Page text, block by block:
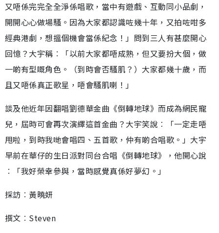
又唔係完完全全淨係唱歌，當中有遊戲、互動同小品劇，
開開心心做場騷。因為大家都認識咗幾十年，又拍咗咁多
經典港劇，想搵個機會當係紀念！」問到三人有甚麼開心
回憶？大宇稱︰「以前大家都唔成熟，但又要扮大個，做
一啲有型嘅角色。（到時會否騷肌？）大家都幾十歲，而
且又唔係真正歌星，唔會騷肌喇！」
談及他近年因翻唱劉德華金曲《倒轉地球》而成為網民寵
兒，屆時可會再次演繹這首金曲？大宇笑說︰「一定走唔
甩啦，到時我哋會唱四、五首歌，仲有啲合唱歌。」大宇
早前在華仔的生日派對同台合唱《倒轉地球》，他開心說
︰「我好榮幸參與，當時感覺真係好夢幻。」
採訪︰黃曉妍
撰文︰Steven